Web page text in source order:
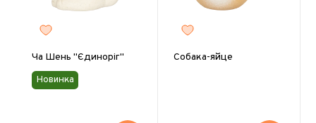
Ча Шень "Єдиноріг"
Новинка
Собака-яйце